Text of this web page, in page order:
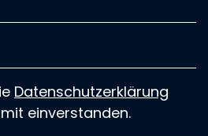
Datenschutzerklärung
einverstanden.